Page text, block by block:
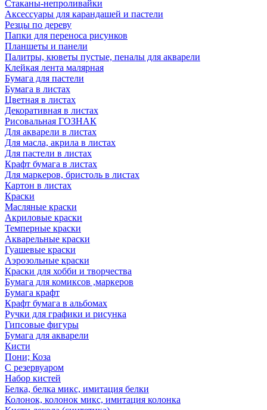
Стаканы-непроливайки
Аксессуары для карандашей и пастели
Резцы по дереву
Папки для переноса рисунков
Планшеты и панели
Палитры, кюветы пустые, пеналы для акварели
Клейкая лента малярная
Бумага для пастели
Бумага в листах
Цветная в листах
Декоративная в листах
Рисовальная ГОЗНАК
Для акварели в листах
Для масла, акрила в листах
Для пастели в листах
Крафт бумага в листах
Для маркеров, бристоль в листах
Картон в листах
Краски
Масляные краски
Акриловые краски
Темперные краски
Акварельные краски
Гуашевые краски
Аэрозольные краски
Краски для хобби и творчества
Бумага для комиксов ,маркеров
Бумага крафт
Крафт бумага в альбомах
Ручки для графики и рисунка
Гипсовые фигуры
Бумага для акварели
Кисти
Пони; Коза
С резервуаром
Набор кистей
Белка, белка микс, имитация белки
Колонок, колонок микс, имитация колонка